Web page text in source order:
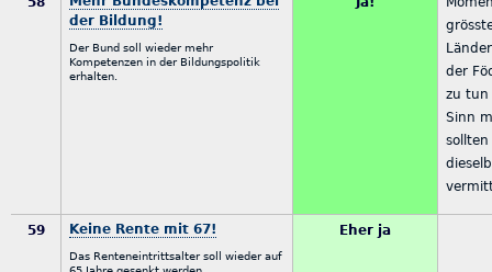
der Bildung!
Der Bund soll wieder mehr
Kompetenzen in der Bildungspolitik
erhalten.
der
zu tun
Sinn
59 Keine Rente mit 67!
Das Renteneintrittsalter soll wieder auf
Eher ja